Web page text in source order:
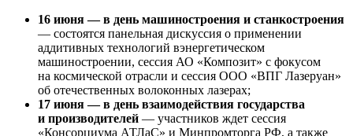
16 июня — в день машиностроения и станкостроения
— состоятся панельная дискуссия о применении
аддитивных технологий вэнергетическом
машиностроении, сессия АО «Композит» с фокусом
на космической отрасли и сессия ООО «ВПГ Лазеруан»
об отечественных волоконных лазерах;
17 июня — в день взаимодействия государства
и производителей — участников ждет сессия
«Консорциума АТЛаС» и Минпромторга РФ, а также